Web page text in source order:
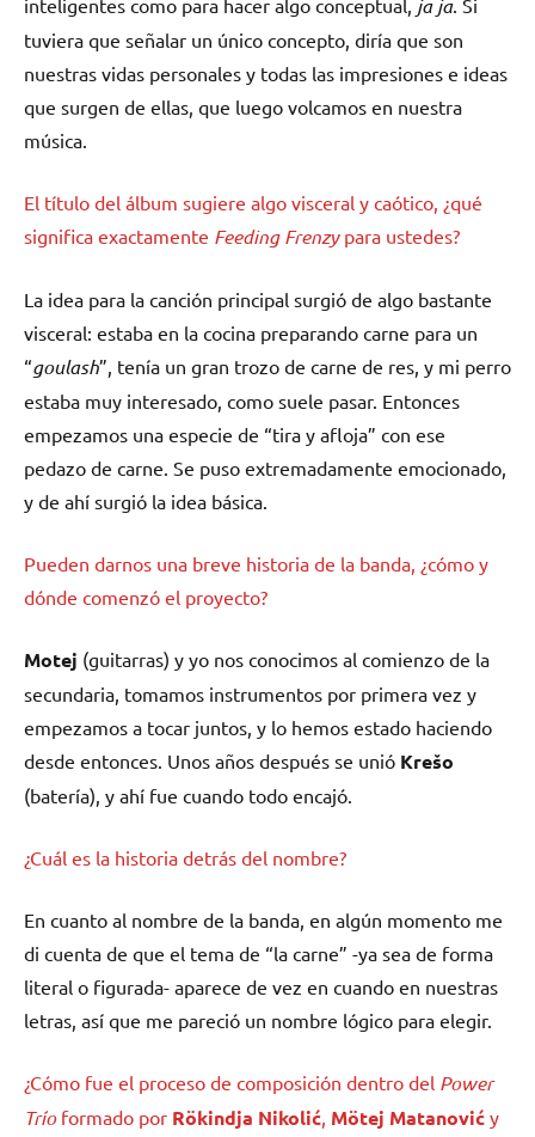
ja ja
tuviera que señalar un único concepto, diría que son
nuestras vidas personales y todas las impresiones e ideas
que surgen de ellas, que luego volcamos en nuestra
música.
El título del álbum sugiere algo visceral y caótico, ¿qué
significa exactamente Feeding Frenzypara ustedes?
La idea para la canción principal surgió de algo bastante
visceral: estaba en la cocina preparando carne para un
“goulash”, tenía un gran trozo de carne de res, y mi perro
estaba muy interesado, como suele pasar. Entonces
empezamos una especie de “tira y afloja” con ese
pedazo de carne. Se puso extremadamente emocionado,
y de ahí surgió la idea básica.
Pueden darnos una breve historia de la banda, ¿cómo y
dónde comenzó el proyecto?
Motej (guitarras) y yo nos conocimos al comienzo de la
secundaria, tomamos instrumentos por primera vez y
empezamos a tocar juntos, y lo hemos estado haciendo
desde entonces. Unos años después se unió Krešo
(batería), y ahí fue cuando todo encajó.
¿Cuál es la historia detrás del nombre?
En cuanto al nombre de la banda, en algún momento me
di cuenta de que el tema de “la carne” -ya sea de forma
literal o figurada- aparece de vez en cuando en nuestras
letras, así que me pareció un nombre lógico para elegir.
¿Cómo fue el proceso de composición dentro del Power
Tríoformado por Rökindja Nikolić Mötej Matanović y